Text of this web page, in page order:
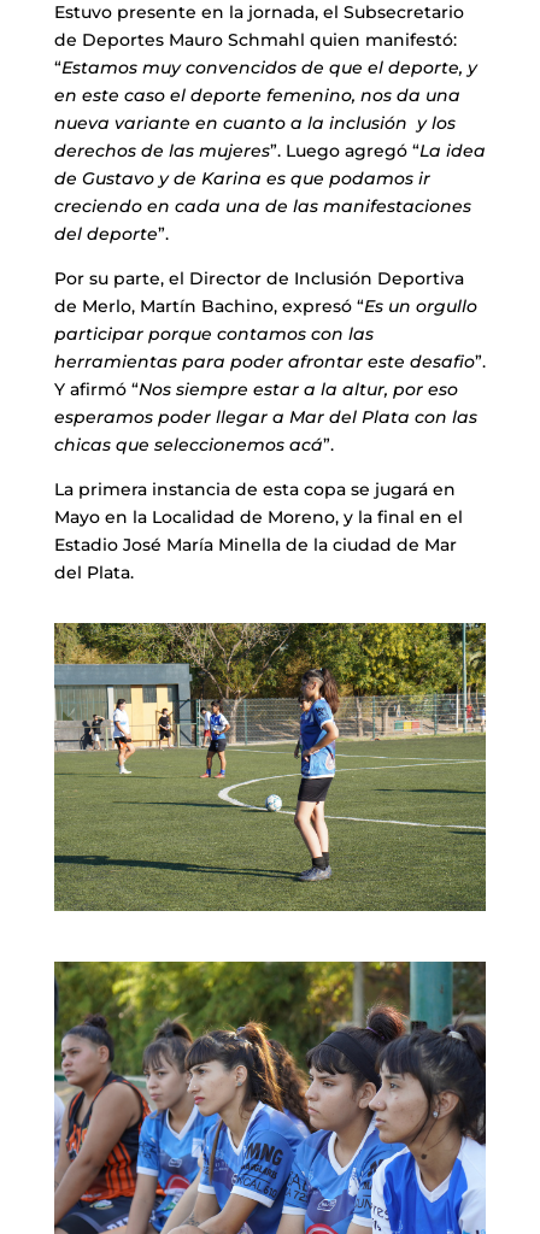
Estuvo presente en la jornada, el Subsecretario
de Deportes Mauro Schmahl quien manifestó:
“Estamos muy convencidos de que el deporte, y
en este caso el deporte femenino, nos da una
nueva variante en cuanto a la inclusión y los
derechos de las mujeres”. Luego agregó “La idea
de Gustavo y de Karina es que podamos ir
creciendo en cada una de las manifestaciones
del deporte”.
Por su parte, el Director de Inclusión Deportiva
de Merlo, Martín Bachino, expresó “Es un orgullo
participar porque contamos con las
herramientas para poder afrontar este desafio”.
Y afirmó “Nos siempre estar a la altur, por eso
esperamos poder llegar a Mar del Plata con las
chicas que seleccionemos acá”.
La primera instancia de esta copa se jugará en
Mayo en la Localidad de Moreno, y la final en el
Estadio José María Minella de la ciudad de Mar
del Plata.